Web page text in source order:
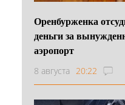
Оренбурженка
деньги за
аэропорт
8 августа 20:22